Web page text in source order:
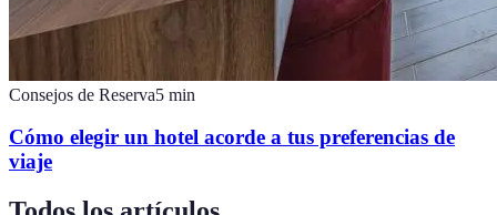
Consejos de Reserva5 min
Cómo elegir un hotel acorde a tus preferencias de
viaje